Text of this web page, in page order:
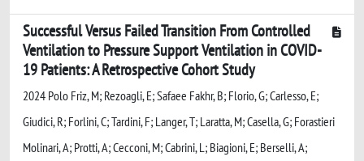
Successful Versus Failed Transition From Controlled
Ventilation to Pressure Support Ventilation in COVID-
19 Patients: A Retrospective Cohort Study
2024 Polo Friz, M; Rezoagli, E; Safaee Fakhr, B; Florio, G; Carlesso, E;
Giudici, R; Forlini, C; Tardini, F; Langer, T; Laratta, M; Casella, G; Forastieri
Molinari, A; Protti, A; Cecconi, M; Cabrini, L; Biagioni, E; Berselli, A;